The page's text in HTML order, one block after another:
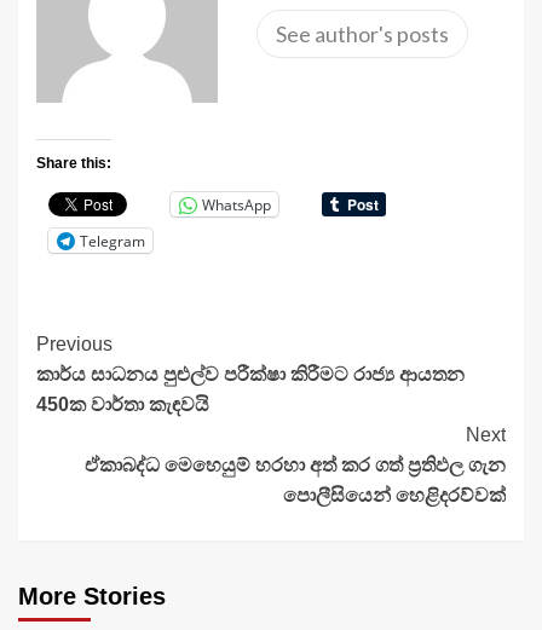
See author's posts
Share this:
WhatsApp
Telegram
Continue
Reading
Previous
කාර්ය සාධනය පුළුල්ව පරීක්ෂා කිරීමට රාජ්‍ය ආයතන
450ක වාර්තා කැඳවයි
Next
ඒකාබද්ධ මෙහෙයුම් හරහා අත් කර ගත් ප්‍රතිඵල ගැන
පොලීසියෙන් හෙළිදරව්වක්
More Stories